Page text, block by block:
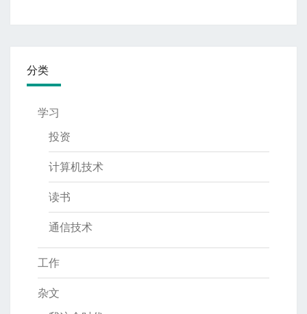
分类
学习
投资
计算机技术
读书
通信技术
工作
杂文